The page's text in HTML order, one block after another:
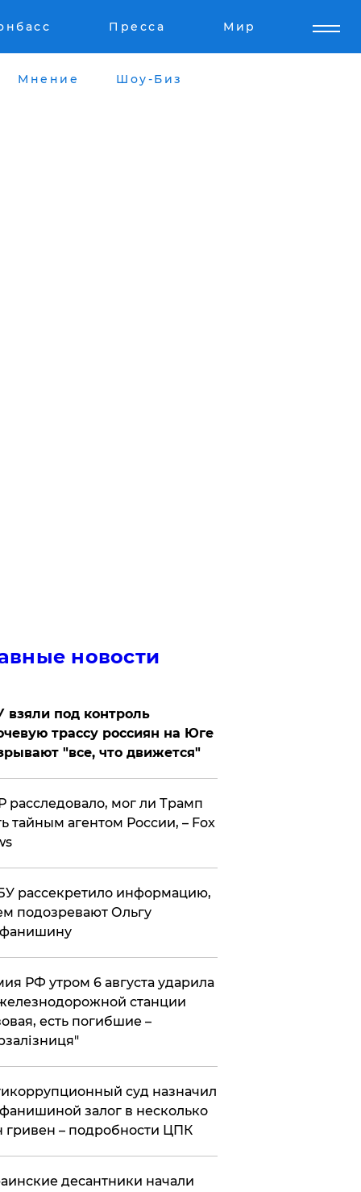
Пресса Мир
Мнение Шоу-Биз
новости
взяли под контроль
трассу россиян на Юге
"все, что движется"
расследовало, мог ли Трамп
тайным агентом России, – Fox
рассекретило информацию,
подозревают Ольгу
РФ утром 6 августа ударила
станции
есть погибшие –
суд назначил
залог в несколько
гривен – подробности ЦПК
десантники начали